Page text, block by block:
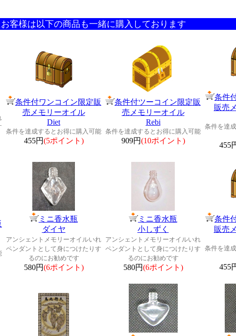
客様は以下の商品も一緒に購入しております
条件付ワンコイン限定販
売メモリーオイル
Diet
条件を達成するとお得に購入可能
455円(5ポイント)
条件付ツーコイン限定販
売メモリーオイル
Rebi
条件を達成するとお得に購入可能
909円(10ポイント)
条件
販売
条件を達
455
ミニ香水瓶
ダイヤ
アンシェントメモリーオイルいれ
ペンダントとして身につけたりす
るのにお勧めです
580円(6ポイント)
ミニ香水瓶
小しずく
アンシェントメモリーオイルいれ
ペンダントとして身につけたりす
るのにお勧めです
580円(6ポイント)
条件
販売
条件を達
455